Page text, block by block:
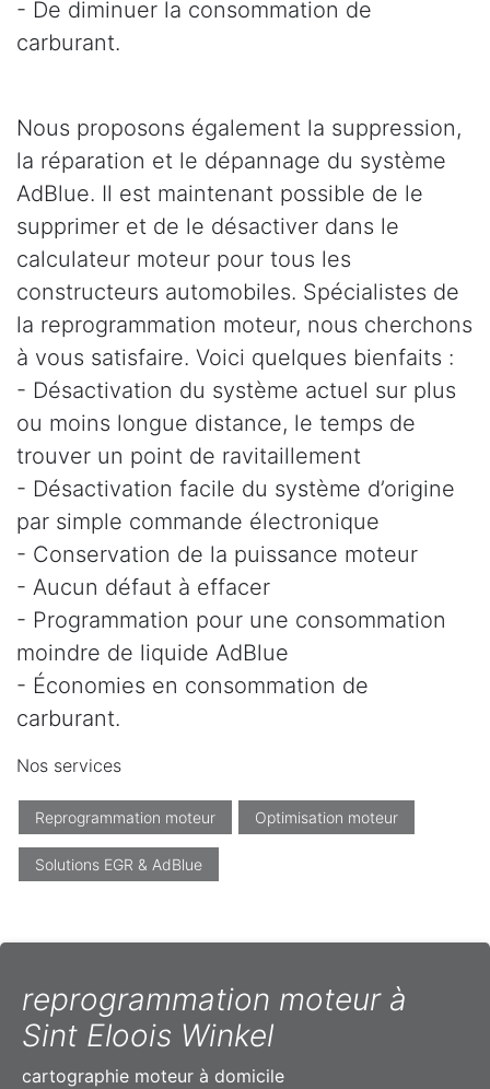
- De diminuer la consommation de
carburant.
Nous proposons également la suppression,
la réparation et le dépannage du système
AdBlue. Il est maintenant possible de le
supprimer et de le désactiver dans le
calculateur moteur pour tous les
constructeurs automobiles. Spécialistes de
la reprogrammation moteur, nous cherchons
à vous satisfaire. Voici quelques bienfaits :
- Désactivation du système actuel sur plus
ou moins longue distance, le temps de
trouver un point de ravitaillement
- Désactivation facile du système d’origine
par simple commande électronique
- Conservation de la puissance moteur
- Aucun défaut à effacer
- Programmation pour une consommation
moindre de liquide AdBlue
- Économies en consommation de
carburant.
Nos services
Reprogrammation moteur Optimisation moteur
Solutions EGR & AdBlue
reprogrammation moteur à
Sint Eloois Winkel
cartographie moteur à domicile